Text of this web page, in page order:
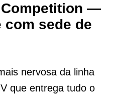
Competition —
sede de
nervosa da linha
que entrega tudo o